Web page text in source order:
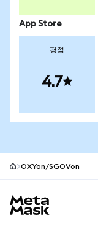
App Store
평점
4.7
OXYon/SGOVon